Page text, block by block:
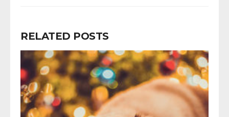
RELATED POSTS